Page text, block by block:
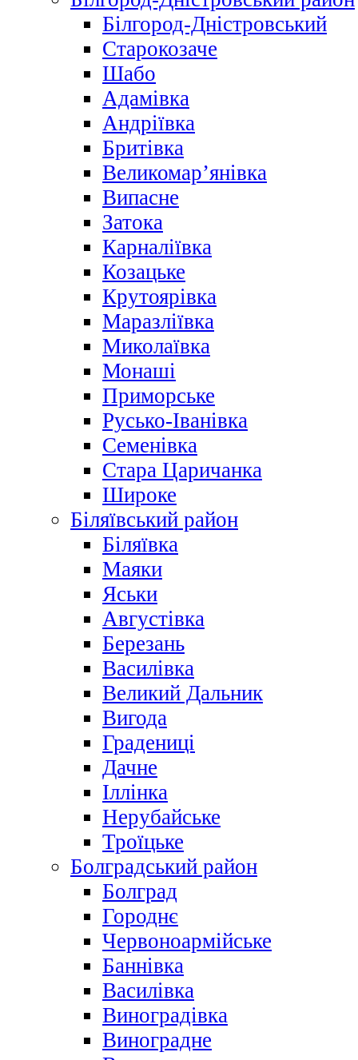
Білгород-Дністровський
Старокозаче
Шабо
Адамівка
Андріївка
Бритівка
Великомар’янівка
Випасне
Затока
Карналіївка
Козацьке
Крутоярівка
Маразліївка
Миколаївка
Монаші
Приморське
Русько-Іванівка
Семенівка
Стара Царичанка
Широке
Біляївський район
Біляївка
Маяки
Яськи
Августівка
Березань
Василівка
Великий Дальник
Вигода
Градениці
Дачне
Іллінка
Нерубайське
Троїцьке
Болградський район
Болград
Городнє
Червоноармійське
Баннівка
Василівка
Виноградівка
Виноградне